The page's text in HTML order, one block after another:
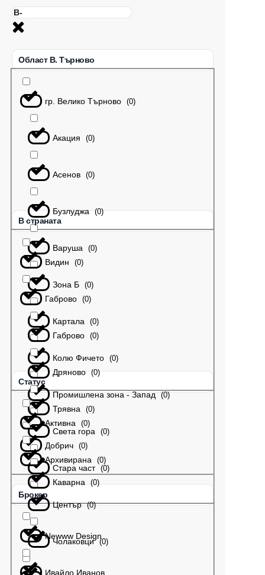
Област В. Търново
гр. Велико Търново (0)
Акация (0)
Асенов (0)
Бузлуджа (0)
Варуша (0)
Зона Б (0)
Картала (0)
Колю Фичето (0)
Промишлена зона - Запад (0)
Света гора (0)
Стара част (0)
Център (0)
Чолаковци (0)
В страната
Видин (0)
Габрово (0)
Габрово (0)
Дряново (0)
Трявна (0)
Добрич (0)
Каварна (0)
Статус
Активна (0)
Архивирана (0)
Брокер
Newww Design
Ивайло Иванов